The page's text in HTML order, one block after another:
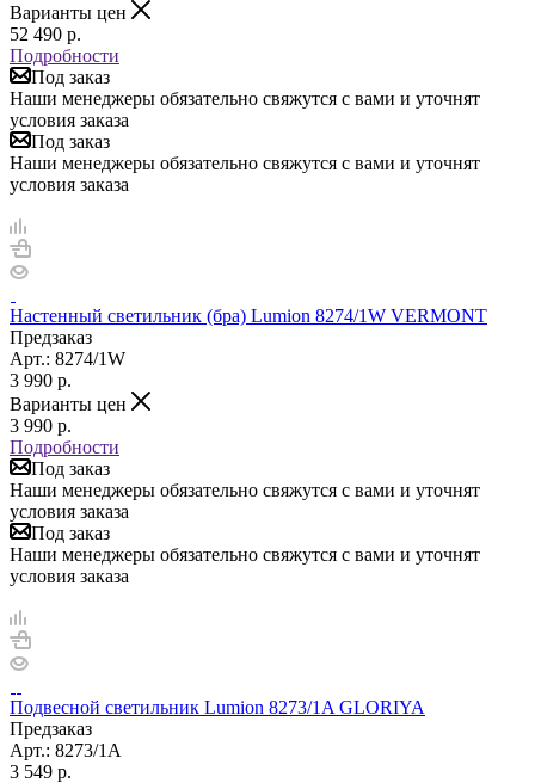
Варианты цен
52 490 р.
Подробности
Под заказ
Наши менеджеры обязательно свяжутся с вами и уточнят
условия заказа
Под заказ
Наши менеджеры обязательно свяжутся с вами и уточнят
условия заказа
Настенный светильник (бра) Lumion 8274/1W VERMONT
Предзаказ
Арт.: 8274/1W
3 990 р.
Варианты цен
3 990 р.
Подробности
Под заказ
Наши менеджеры обязательно свяжутся с вами и уточнят
условия заказа
Под заказ
Наши менеджеры обязательно свяжутся с вами и уточнят
условия заказа
Подвесной светильник Lumion 8273/1A GLORIYA
Предзаказ
Арт.: 8273/1A
3 549 р.